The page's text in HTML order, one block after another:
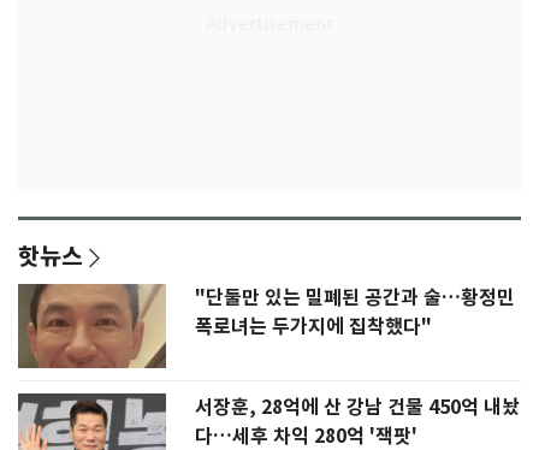
핫뉴스
"단둘만 있는 밀폐된 공간과 술…황정민
폭로녀는 두가지에 집착했다"
서장훈, 28억에 산 강남 건물 450억 내놨
다…세후 차익 280억 '잭팟'